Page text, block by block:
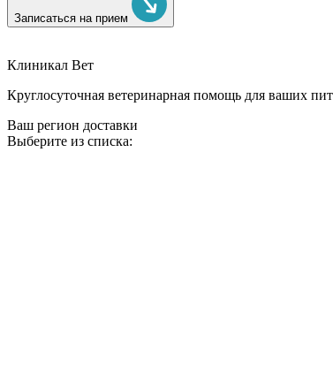
Записаться на прием
Клиникал Вет
Круглосуточная ветеринарная помощь для ваших
Ваш регион доставки
Выберите из списка: